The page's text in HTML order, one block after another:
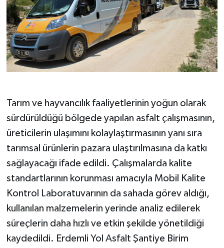
Tarım ve hayvancılık faaliyetlerinin yoğun olarak
sürdürüldüğü bölgede yapılan asfalt çalışmasının,
üreticilerin ulaşımını kolaylaştırmasının yanı sıra
tarımsal ürünlerin pazara ulaştırılmasına da katkı
sağlayacağı ifade edildi. Çalışmalarda kalite
standartlarının korunması amacıyla Mobil Kalite
Kontrol Laboratuvarının da sahada görev aldığı,
kullanılan malzemelerin yerinde analiz edilerek
süreçlerin daha hızlı ve etkin şekilde yönetildiği
kaydedildi. Erdemli Yol Asfalt Şantiye Birim